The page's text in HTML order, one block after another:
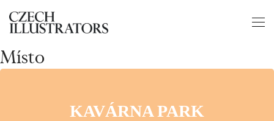
Místo
KAVÁRNA PARK